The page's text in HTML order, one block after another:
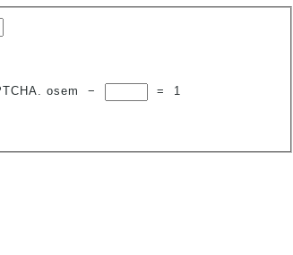
osem − = 1